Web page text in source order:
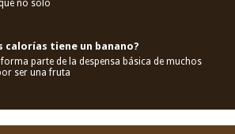
no solo
calorías tiene un banano?
forma parte de la despensa básica de muchos
ser una fruta